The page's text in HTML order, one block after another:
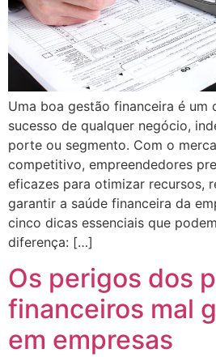
Uma boa gestão financeira é um
sucesso de qualquer negócio,
porte ou segmento. Com o
competitivo, empreendedores
eficazes para otimizar recursos,
garantir a saúde financeira da
cinco dicas essenciais que
diferença: […]
Os perigos dos
financeiros mal
em empresas